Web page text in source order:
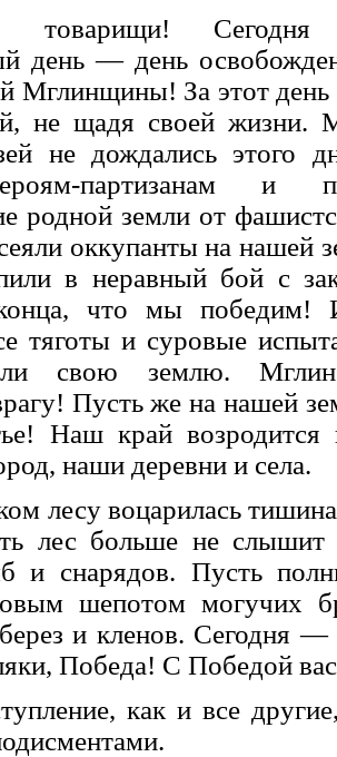
товарищи!
день — день
Мглинщины! За этот
не щадя своей жизни.
не дождались этого
партизанам и
родной земли от
оккупанты на нашей
в неравный бой с
что мы победим!
тяготы и суровые
свою землю.
Пусть же на нашей
Наш край возродится
наши деревни и села.
лесу воцарилась
лес больше не слышит
и снарядов. Пусть
шепотом могучих
и кленов. Сегодня
Победа! С Победой
как и все